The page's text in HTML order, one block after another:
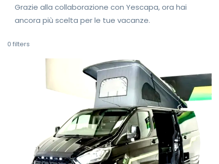
Grazie alla collaborazione con Yescapa, ora hai
ancora più scelta per le tue vacanze.
0 filters